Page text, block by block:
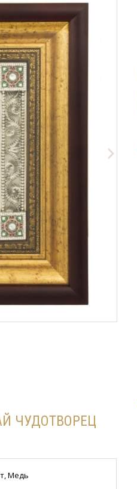
ЧУДОТВОРЕЦ
Медь